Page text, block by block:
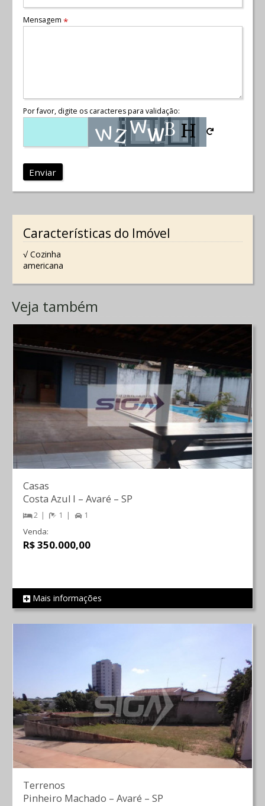
Mensagem *
Por favor, digite os caracteres para validação:
Enviar
Características do Imóvel
√ Cozinha
americana
Veja também
REF 271
Casas
Costa Azul I – Avaré – SP
2 1 1
Venda:
R$ 350.000,00
Mais informações
Terrenos
Pinheiro Machado – Avaré – SP